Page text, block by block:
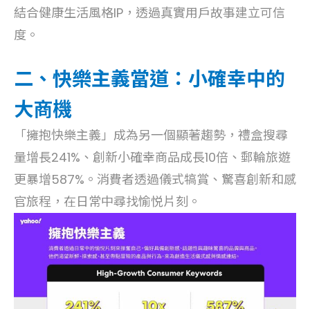
結合健康生活風格IP，透過真實用戶故事建立可信
度。
二、快樂主義當道：小確幸中的
大商機
「擁抱快樂主義」成為另一個顯著趨勢，禮盒搜尋
量增長241%、創新小確幸商品成長10倍、郵輪旅遊
更暴增587%。消費者透過儀式犒賞、驚喜創新和感
官旅程，在日常中尋找愉悦片刻。